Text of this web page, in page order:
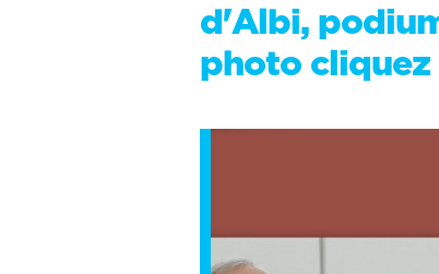
d'Albi,
photo